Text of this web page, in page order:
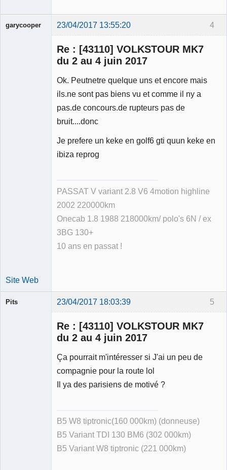
4
garycooper 23/04/2017 13:55:20
Re : [43110] VOLKSTOUR MK7
du 2 au 4 juin 2017
Ok. Peutnetre quelque uns et encore mais
ils.ne sont pas biens vu et comme il ny a
pas.de concours.de rupteurs pas de
bruit....donc
Je prefere un keke en golf6 gti quun keke en
ibiza reprog
PASSAT V variant 2.8 V6 4motion highline
2002 220000km
Onecab 1.8 1988 218000km/ polo's 6N / ex
3BG 130+
10 ans en passat !
Site Web
5
Pits 23/04/2017 18:03:39
Re : [43110] VOLKSTOUR MK7
du 2 au 4 juin 2017
Ça pourrait m'intéresser si J'ai un peu de
compagnie pour la route lol
Il ya des parisiens de motivé ?
B5 W8 tiptronic(160 000km) (donneuse)
B5 Variant TDI 130 BM6 (302 000km)
B5 Variant W8 tiptronic (221 000km)